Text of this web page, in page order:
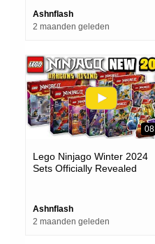
Ashnflash
2 maanden geleden
Lego Ninjago Winter 2024
Sets Officially Revealed
Ashnflash
2 maanden geleden